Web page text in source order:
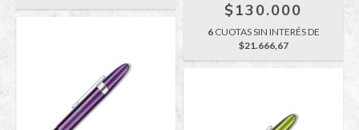
$130.000
6 CUOTAS SIN INTERÉS DE
$21.666,67